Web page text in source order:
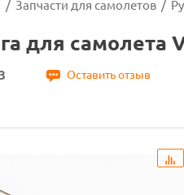
/ Запчасти для самолетов /
для самолета
Оставить отзыв